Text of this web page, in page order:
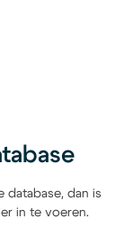
database, dan is
in te voeren.